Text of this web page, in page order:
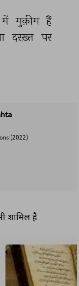
में मुक़ीम हैं
दरख़्त पर
(2022)
शामिल है